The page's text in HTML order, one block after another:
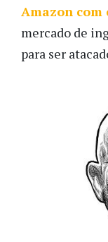
Amazon com
mercado de
para ser